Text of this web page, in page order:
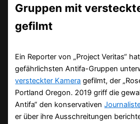
Gruppen mit
gefilmt
Ein Reporter von „Project Veritas“
gefährlichsten Antifa-Gruppen
versteckter Kamera gefilmt, der
Portland Oregon. 2019 griff die
Antifa“ den konservativen
er über ihre Ausschreitungen